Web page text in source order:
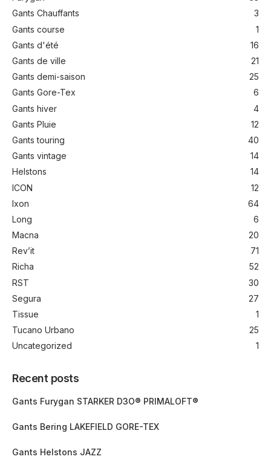
Gants Chauffants
3
Gants course
1
Gants d'été
16
Gants de ville
21
Gants demi-saison
25
Gants Gore-Tex
6
Gants hiver
4
Gants Pluie
12
Gants touring
40
Gants vintage
14
Helstons
14
ICON
12
Ixon
64
Long
6
Macna
20
Rev’it
71
Richa
52
RST
30
Segura
27
Tissue
1
Tucano Urbano
25
Uncategorized
1
Recent posts
Gants Furygan STARKER D3O® PRIMALOFT®
Gants Bering LAKEFIELD GORE-TEX
Gants Helstons JAZZ